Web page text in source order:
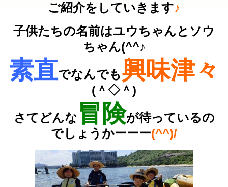
ご紹介をしていきます♪
子供たちの名前はユウちゃんとソウ
ちゃん(^^♪
素直でなんでも興味津々
(＾◇＾)
さてどんな 冒険が待っているの
でしょうかーーー(^^)/